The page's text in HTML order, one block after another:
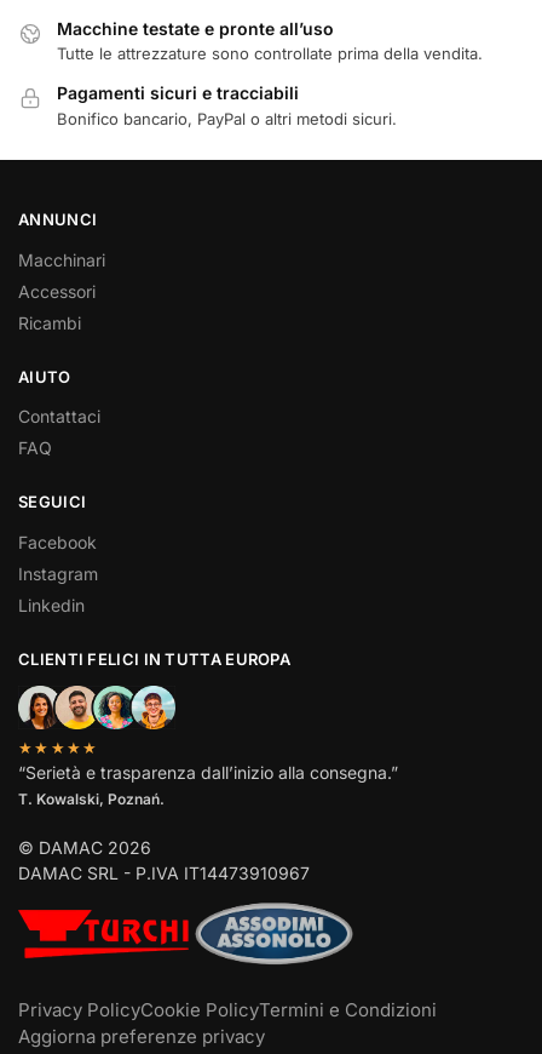
Macchine testate e pronte all’uso
Tutte le attrezzature sono controllate prima della vendita.
Pagamenti sicuri e tracciabili
Bonifico bancario, PayPal o altri metodi sicuri.
ANNUNCI
Macchinari
Accessori
Ricambi
AIUTO
Contattaci
FAQ
SEGUICI
Facebook
Instagram
Linkedin
CLIENTI FELICI IN TUTTA EUROPA
★★★★★
“Serietà e trasparenza dall’inizio alla consegna.”
T. Kowalski, Poznań.
© DAMAC 2026
DAMAC SRL - P.IVA IT14473910967
Privacy PolicyCookie PolicyTermini e Condizioni
Aggiorna preferenze privacy